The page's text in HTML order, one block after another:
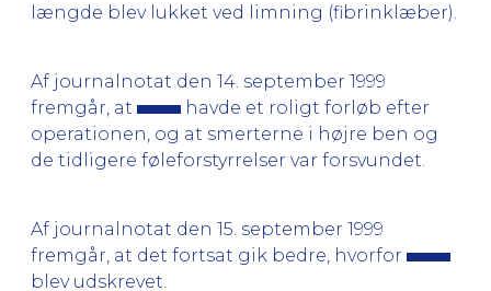
længde blev lukket ved limning (fibrinklæber).
Af journalnotat den 14. september 1999
fremgår, at
havde et roligt forløb efter
operationen, og at smerterne i højre ben og
de tidligere føleforstyrrelser var forsvundet.
Af journalnotat den 15. september 1999
fremgår, at det fortsat gik bedre, hvorfor
blev udskrevet.